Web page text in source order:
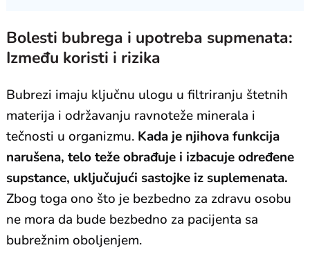
Bolesti bubrega i upotreba supmenata:
Između koristi i rizika
Bubrezi imaju ključnu ulogu u filtriranju štetnih
materija i održavanju ravnoteže minerala i
tečnosti u organizmu. Kada je njihova funkcija
narušena, telo teže obrađuje i izbacuje određene
supstance, uključujući sastojke iz suplemenata.
Zbog toga ono što je bezbedno za zdravu osobu
ne mora da bude bezbedno za pacijenta sa
bubrežnim oboljenjem.